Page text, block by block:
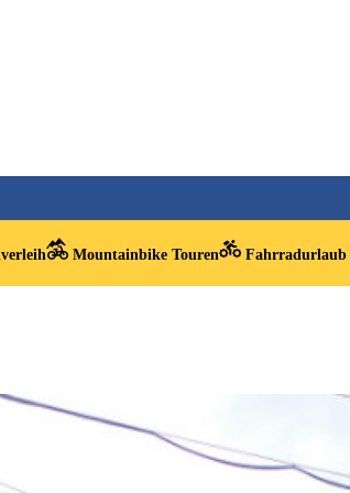
Mountainbike Touren Fahrradurlaub